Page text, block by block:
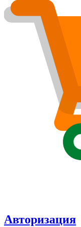
Авторизация